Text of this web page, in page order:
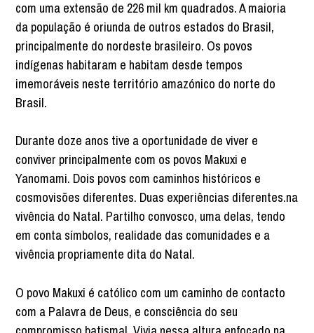
com uma extensão de 226 mil km quadrados. A maioria
da população é oriunda de outros estados do Brasil,
principalmente do nordeste brasileiro. Os povos
indígenas habitaram e habitam desde tempos
imemoráveis neste território amazónico do norte do
Brasil.
Durante doze anos tive a oportunidade de viver e
conviver principalmente com os povos Makuxi e
Yanomami. Dois povos com caminhos históricos e
cosmovisões diferentes. Duas experiências diferentes.na
vivência do Natal. Partilho convosco, uma delas, tendo
em conta símbolos, realidade das comunidades e a
vivência propriamente dita do Natal.
O povo Makuxi é católico com um caminho de contacto
com a Palavra de Deus, e consciência do seu